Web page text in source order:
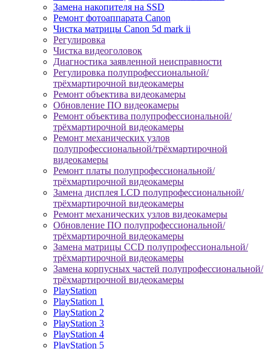
Замена накопителя на SSD
Ремонт фотоаппарата Canon
Чистка матрицы Canon 5d mark ii
Регулировка
Чистка видеоголовок
Диагностика заявленной неисправности
Регулировка полупрофессиональной/
трёхмартирочной видеокамеры
Ремонт объектива видеокамеры
Обновление ПО видеокамеры
Ремонт объектива полупрофессиональной/
трёхмартирочной видеокамеры
Ремонт механических узлов
полупрофессиональной/трёхмартирочной
видеокамеры
Ремонт платы полупрофессиональной/
трёхмартирочной видеокамеры
Замена дисплея LCD полупрофессиональной/
трёхмартирочной видеокамеры
Ремонт механических узлов видеокамеры
Обновление ПО полупрофессиональной/
трёхмартирочной видеокамеры
Замена матрицы CCD полупрофессиональной/
трёхмартирочной видеокамеры
Замена корпусных частей полупрофессиональной/
трёхмартирочной видеокамеры
PlayStation
PlayStation 1
PlayStation 2
PlayStation 3
PlayStation 4
PlayStation 5